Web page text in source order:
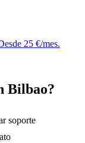
25 €/mes.
Bilbao?
soporte